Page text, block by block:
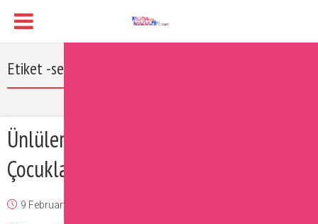
Etiket -selena gomez
Ünlülerin Kendilerine Çok Benzeyen
Çocukları
9 February 2017